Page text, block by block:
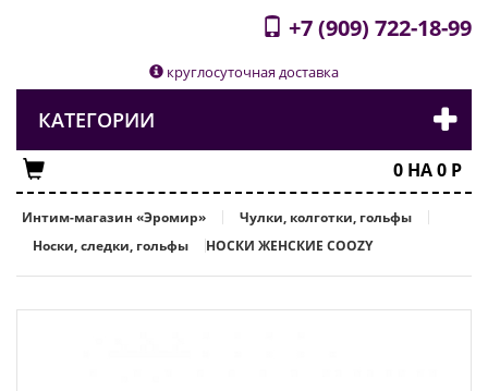
+7 (909) 722-18-99
круглосуточная доставка
КАТЕГОРИИ
0 НА0 Р
Интим-магазин «Эромир»
Чулки, колготки, гольфы
Носки, следки, гольфы
НОСКИ ЖЕНСКИЕ COOZY